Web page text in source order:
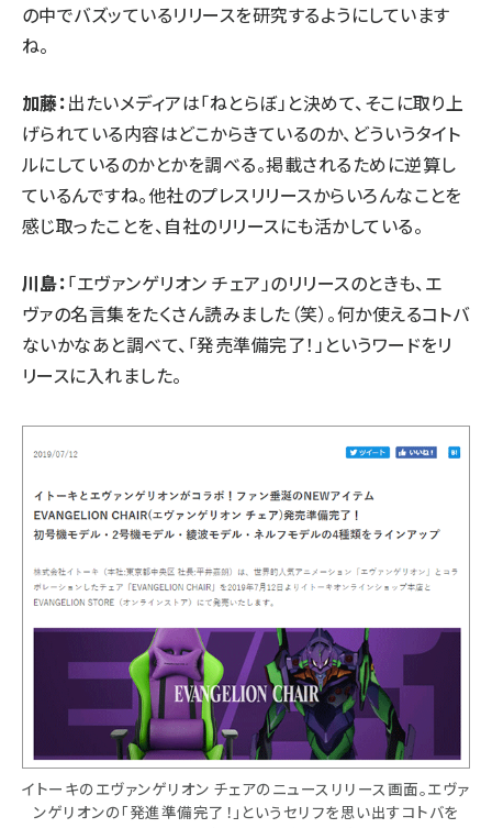
の中でバズッているリリースを研究するようにしています
ね。
加藤：出たいメディアは「ねとらぼ」と決めて、そこに取り上
げられている内容はどこからきているのか、どういうタイト
ルにしているのかとかを調べる。掲載されるために逆算し
ているんですね。他社のプレスリリースからいろんなことを
感じ取ったことを、自社のリリースにも活かしている。
川島：「エヴァンゲリオン チェア」のリリースのときも、エ
ヴァの名言集をたくさん読みました（笑）。何か使えるコトバ
ないかなあと調べて、「発売準備完了！」というワードをリ
リースに入れました。
イトーキのエヴァンゲリオン チェアのニュースリリース画面。エヴァ
ンゲリオンの「発進準備完了！」というセリフを思い出すコトバを